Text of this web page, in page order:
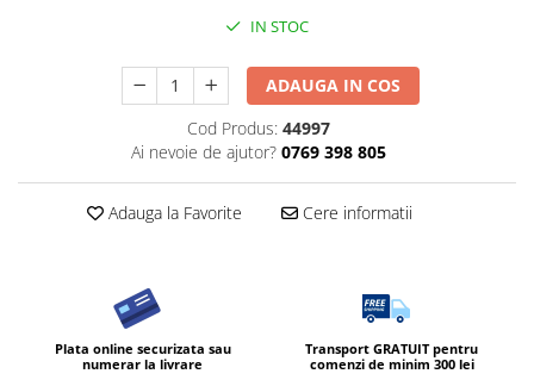
Combaterea Insectelor
Diverse produse de uz casnic
Saci Menajeri
Servetele Umede Multisuprfete
IN STOC
ADAUGA IN COS
Cod Produs: 44997
Ai nevoie de ajutor? 0769 398 805
Adauga la Favorite Cere informatii
Plata online securizata sau
numerar la livrare
Transport GRATUIT pentru
comenzi de minim 300 lei